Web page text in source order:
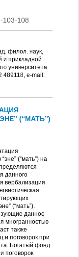
103-108
филол. наук,
и прикладной
университета
489118, e-mail:
(“МАТЬ”)
(“мать”) на
данного
вербализация
(“мать”).
данное
многранностью
также
и поговорок при
Богатый фонд
поговорок